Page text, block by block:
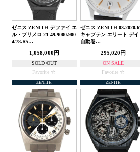
ゼニス ZENITH デファイ エ
ル・プリメロ 21 49.9000.900
4/78.R5…
1,058,000円
SOLD OUT
Favorite
ゼニス ZENITH
キャプテン エリート デイ
自動巻…
295,020円
ON SALE
Favorite
ZENITH ZENITH